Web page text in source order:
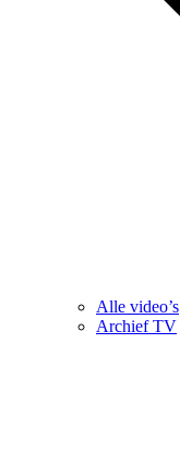
Alle video’s
Archief TV